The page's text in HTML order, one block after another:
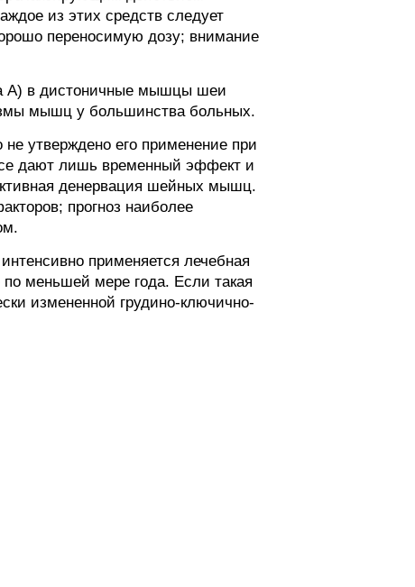
из этих средств следует
переносимую дозу; внимание
А) в дистоничные мышцы шеи
мышц у большинства больных.
утверждено его применение при
дают лишь временный эффект и
денервация шейных мышц.
прогноз наиболее
применяется лечебная
меньшей мере года. Если такая
измененной грудино-ключично-